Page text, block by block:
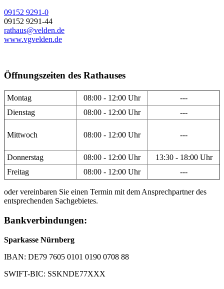
09152 9291-0
09152 9291-44
rathaus@velden.de
www.vgvelden.de
Öffnungszeiten des Rathauses
Montag 08:00 - 12:00 Uhr
---
Dienstag
08:00 - 12:00 Uhr ---
Mittwoch 08:00 - 12:00 Uhr ---
Donnerstag 08:00 - 12:00 Uhr
13:30 - 18:00 Uhr
Freitag
08:00 - 12:00 Uhr ---
oder vereinbaren Sie einen Termin mit dem Ansprechpartner des
entsprechenden Sachgebietes.
Bankverbindungen:
Sparkasse Nürnberg
IBAN: DE79 7605 0101 0190 0708 88
SWIFT-BIC: SSKNDE77XXX